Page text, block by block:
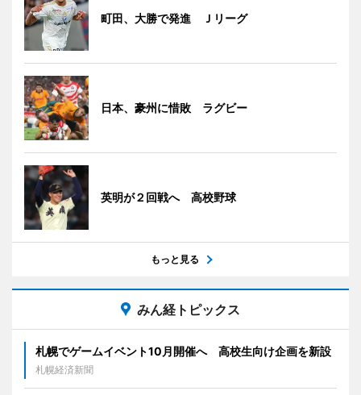
町田、大勝で発進 Ｊリーグ
日本、豪州に惜敗 ラグビー
英明が２回戦へ 高校野球
もっと見る
みん経トピックス
札幌でゲームイベント10月開催へ 高校生向け企画を新設
札幌経済新聞